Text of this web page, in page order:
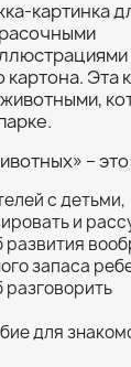
картинка
Эта
–
с детьми,
и
запаса
для